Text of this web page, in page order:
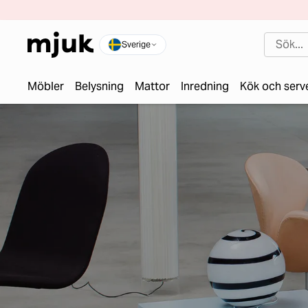
Sverige
Möbler Belysning Mattor Inredning Kök och